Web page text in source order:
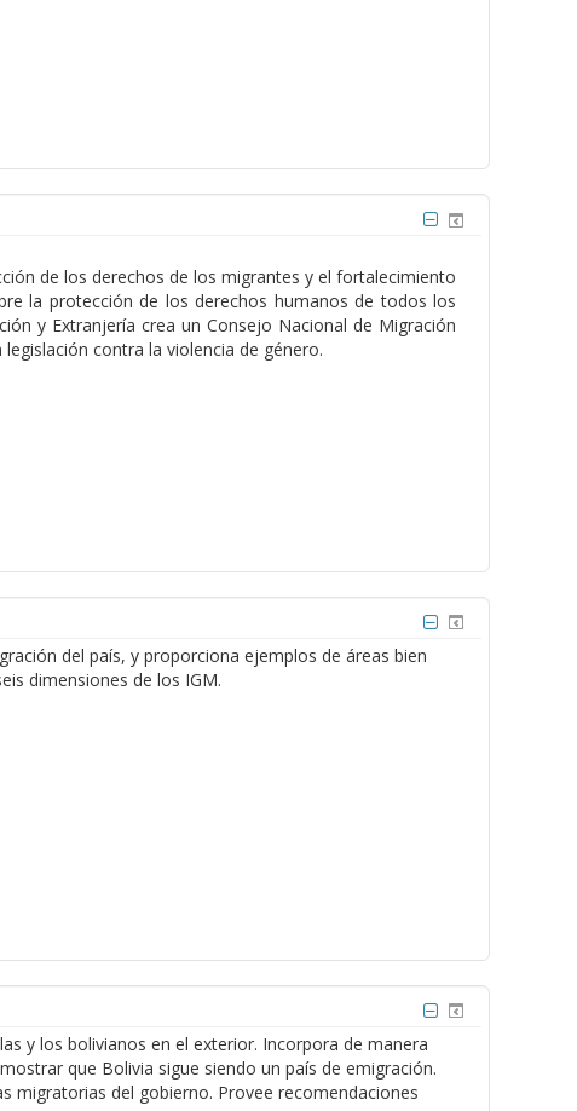
de los derechos de los migrantes y el fortalecimiento
la protección de los derechos humanos de todos los
y Extranjería crea un Consejo Nacional de Migración
contra la violencia de género.
del país, y proporciona ejemplos de áreas bien
dimensiones de los IGM.
y los bolivianos en el exterior. Incorpora de manera
que Bolivia sigue siendo un país de emigración.
migratorias del gobierno. Provee recomendaciones